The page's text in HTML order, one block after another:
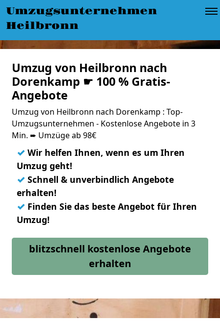
Umzugsunternehmen
Heilbronn
Umzug von Heilbronn nach
Dorenkamp ☛ 100 % Gratis-
Angebote
Umzug von Heilbronn nach Dorenkamp : Top-
Umzugsunternehmen - Kostenlose Angebote in 3
Min. ➨ Umzüge ab 98€
✓ Wir helfen Ihnen, wenn es um Ihren
Umzug geht!
✓ Schnell & unverbindlich Angebote
erhalten!
✓ Finden Sie das beste Angebot für Ihren
Umzug!
blitzschnell kostenlose Angebote
erhalten